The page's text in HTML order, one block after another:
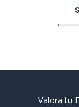
Valora tu